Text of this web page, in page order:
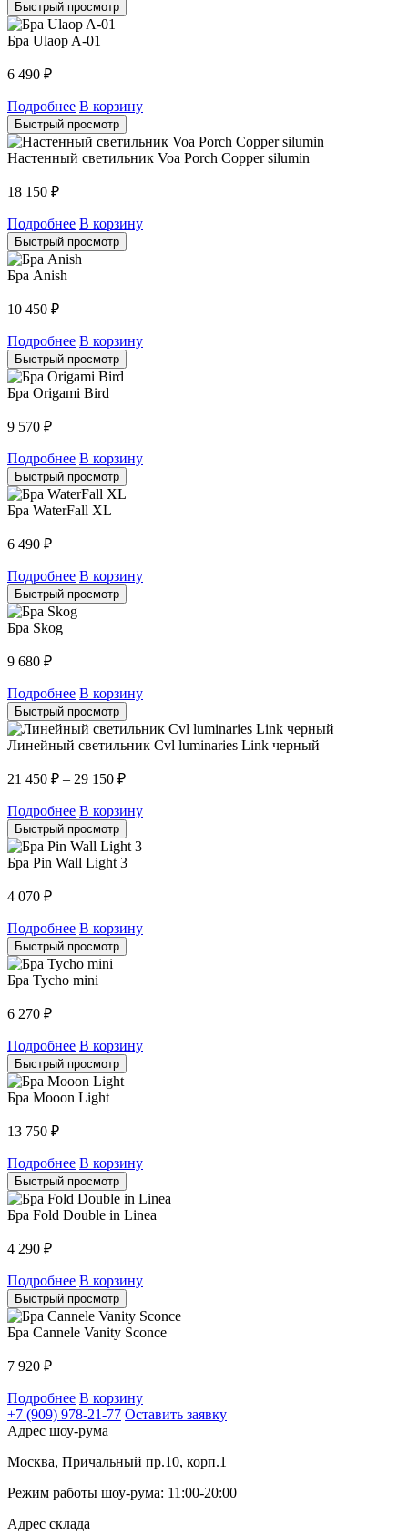
Быстрый просмотр
Бра Ulaop A-01
6 490 ₽
Подробнее В корзину
Быстрый просмотр
Настенный светильник Voa Porch Copper silumin
18 150 ₽
Подробнее В корзину
Быстрый просмотр
Бра Anish
10 450 ₽
Подробнее В корзину
Быстрый просмотр
Бра Origami Bird
9 570 ₽
Подробнее В корзину
Быстрый просмотр
Бра WaterFall XL
6 490 ₽
Подробнее В корзину
Быстрый просмотр
Бра Skog
9 680 ₽
Подробнее В корзину
Быстрый просмотр
Линейный светильник Cvl luminaries Link черный
21 450 ₽ – 29 150 ₽
Подробнее В корзину
Быстрый просмотр
Бра Pin Wall Light 3
4 070 ₽
Подробнее В корзину
Быстрый просмотр
Бра Tycho mini
6 270 ₽
Подробнее В корзину
Быстрый просмотр
Бра Mooon Light
13 750 ₽
Подробнее В корзину
Быстрый просмотр
Бра Fold Double in Linea
4 290 ₽
Подробнее В корзину
Быстрый просмотр
Бра Cannele Vanity Sconce
7 920 ₽
Подробнее В корзину
+7 (909) 978-21-77 Оставить заявку
Адрес шоу-рума
Москва, Причальный пр.10, корп.1
Режим работы шоу-рума: 11:00-20:00
Адрес склада